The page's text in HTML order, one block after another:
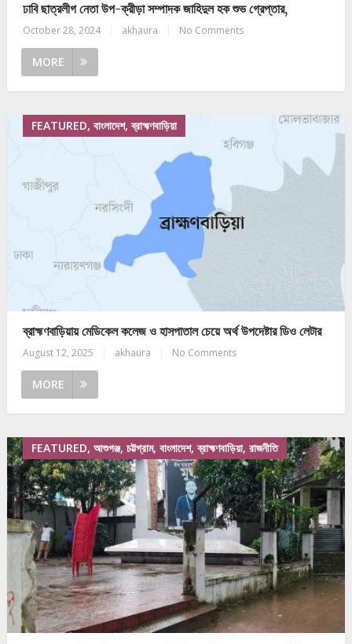
ঢাবি ছাত্রলীগ নেতা উপ-ক্রীড়া সম্পাদক জাহিদুল হক শুভ গ্রেপ্তার,
October 28, 2024 akhaura No Comments
MORE
FEATURED, বাংলাদেশ, ব্রাহ্মণবাড়িয়া
ব্রাহ্মণবাড়িয়ায় মেডিকেল কলেজ ও হাসপাতাল চেয়ে অর্থ উপদেষ্টার ডিও লেটার
August 12, 2025 akhaura No Comments
MORE
FEATURED, আশুগঞ্জ, চট্টগ্রাম, বাংলাদেশ, ব্রাহ্মণবাড়িয়া, রাজনীতি